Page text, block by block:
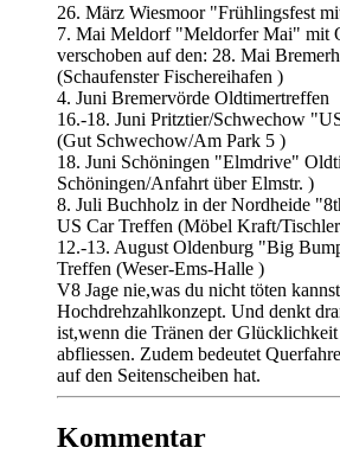
26. März Wiesmoor "Frühlingsfest
7. Mai Meldorf "Meldorfer Mai" mit
verschoben auf den: 28. Mai
(Schaufenster Fischereihafen )
4. Juni Bremervörde Oldtimertreffen
16.-18. Juni Pritztier/Schwechow
(Gut Schwechow/Am Park 5 )
18. Juni Schöningen "Elmdrive"
Schöningen/Anfahrt über Elmstr. )
8. Juli Buchholz in der Nordheide
US Car Treffen (Möbel Kraft/
12.-13. August Oldenburg "Big
Treffen (Weser-Ems-Halle )
V8 Jage nie,was du nicht töten
Hochdrehzahlkonzept. Und denkt
ist,wenn die Tränen der
abfliessen. Zudem bedeutet
auf den Seitenscheiben hat.
Kommentar